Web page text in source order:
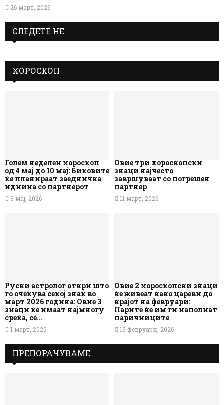
26 март, 2026
СЛЕДЕТЕ НЕ
ХОРОСКОП
Голем неделен хороскоп
од 4 мај до 10 мај: Биковите
ќе планираат заедничка
иднина со партнерот
3 мај, 2026
Овие три хороскопски
знаци најчесто
завршуваат со погрешен
партнер
11 март, 2026
Руски астролог откри што
го очекува секој знак во
март 2026 година: Овие 3
знаци ќе имаат најмногу
среќа, сè...
1 март, 2026
Овие 2 хороскопски знаци
ќе живеат како цареви до
крајот на февруари:
Парите ќе им ги наполнат
паричниците
15 февруари, 2026
ПРЕПОРАЧУВАМЕ